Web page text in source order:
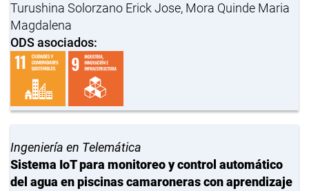
Turushina Solorzano Erick Jose, Mora Quinde Maria
Magdalena
ODS asociados:
Ingeniería en Telemática
Sistema IoT para monitoreo y control automático
del agua en piscinas camaroneras con aprendizaje